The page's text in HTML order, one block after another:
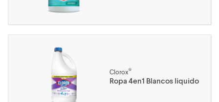
Clorox®
Ropa 4en1 Blancos liquido